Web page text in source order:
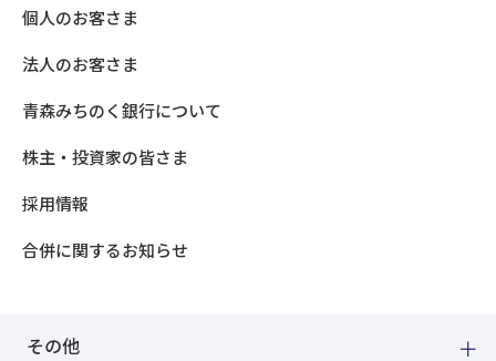
個人のお客さま
法人のお客さま
青森みちのく銀行について
株主・投資家の皆さま
採用情報
合併に関するお知らせ
その他